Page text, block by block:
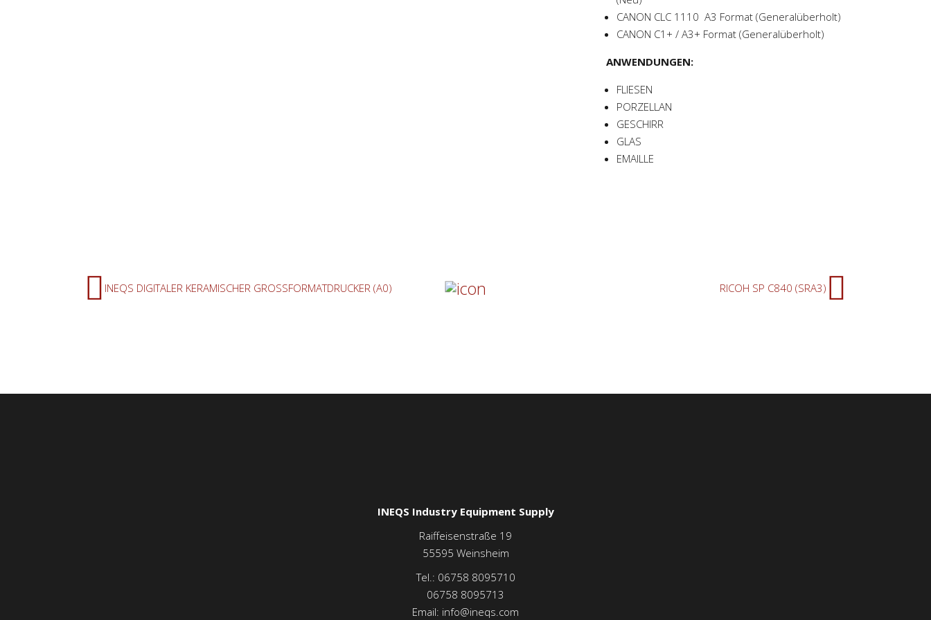
CANON CLC 1110 A3 Format (Generalüberholt)
CANON C1+ / A3+ Format (Generalüberholt)
ANWENDUNGEN:
FLIESEN
PORZELLAN
GESCHIRR
GLAS
EMAILLE
INEQS DIGITALER KERAMISCHER GROSSFORMATDRUCKER (A0) RICOH SP C840 (SRA3)
INEQS Industry Equipment Supply
Raiffeisenstraße 19
55595 Weinsheim
Tel.: 06758 8095710
06758 8095713
Email: info@ineqs.com